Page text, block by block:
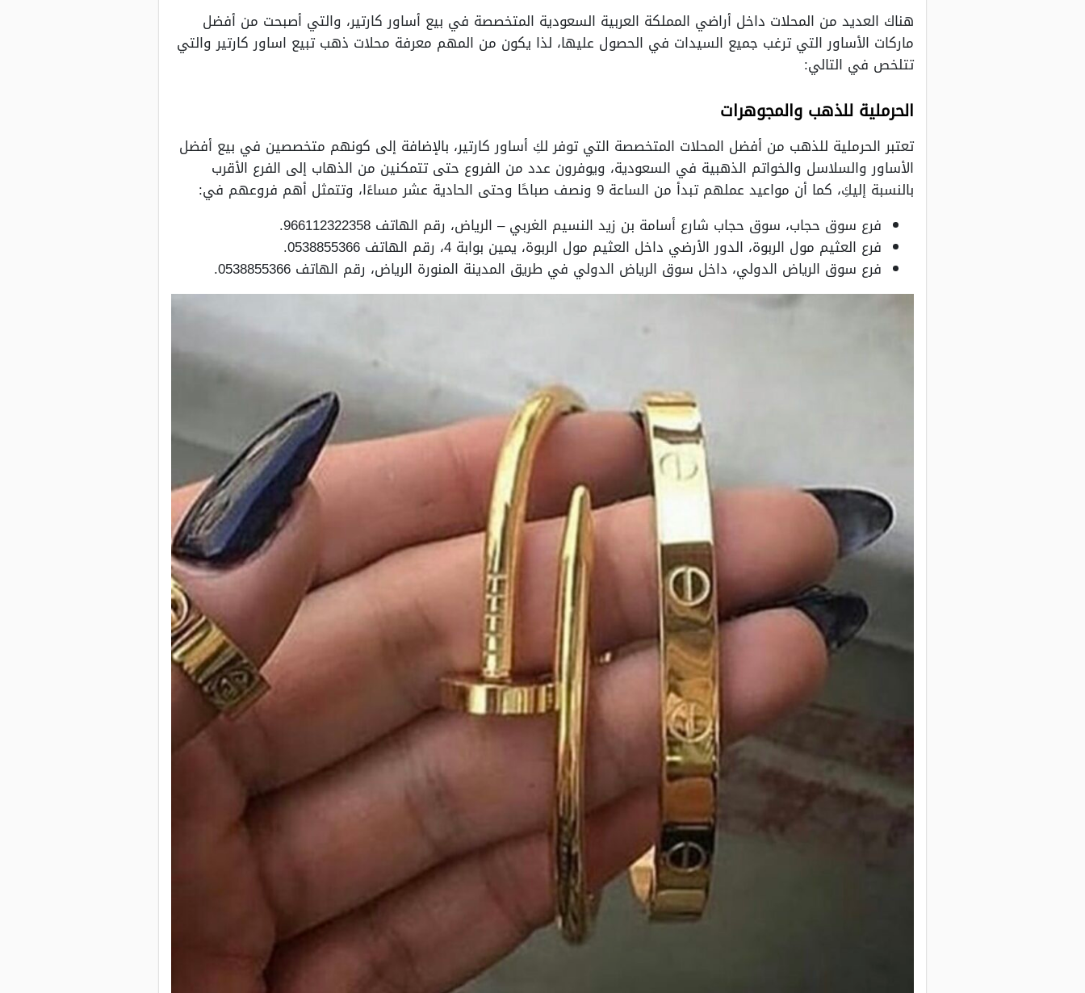
هناك العديد من المحلات داخل أراضي المملكة العربية السعودية المتخصصة في بيع أساور كارتير، والتي أصبحت من أفضل
ماركات الأساور التي ترغب جميع السيدات في الحصول عليها، لذا يكون من المهم معرفة محلات ذهب تبيع اساور كارتير والتي
تتلخص في التالي:
الحرملية للذهب والمجوهرات
تعتبر الحرملية للذهب من أفضل المحلات المتخصصة التي توفر لكِ أساور كارتير، بالإضافة إلى كونهم متخصصين في بيع أفضل
الأساور والسلاسل والخواتم الذهبية في السعودية، ويوفرون عدد من الفروع حتى تتمكنين من الذهاب إلى الفرع الأقرب
بالنسبة إليكِ، كما أن مواعيد عملهم تبدأ من الساعة 9 ونصف صباحًا وحتى الحادية عشر مساءًا، وتتمثل أهم فروعهم في:
فرع سوق حجاب، سوق حجاب شارع أسامة بن زيد النسيم الغربي – الرياض، رقم الهاتف 966112322358.
فرع العثيم مول الربوة، الدور الأرضي داخل العثيم مول الربوة، يمين بوابة 4، رقم الهاتف 0538855366.
فرع سوق الرياض الدولي، داخل سوق الرياض الدولي في طريق المدينة المنورة الرياض، رقم الهاتف 0538855366.